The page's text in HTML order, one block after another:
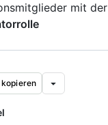
mit der